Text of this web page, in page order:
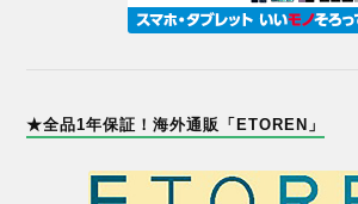
★全品1年保証！海外通販「ETOREN」